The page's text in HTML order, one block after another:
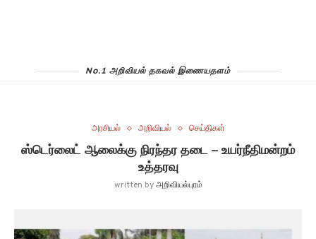
No.1 அறிவியல் தகவல் இணையதளம்
அரசியல் அறிவியல் செய்திகள்
ஸ்டெர்லைட் ஆலைக்கு நிரந்தர தடை – உயர்நீதிமன்றம்
உத்தரவு
written byஅறிவியல்புரம்